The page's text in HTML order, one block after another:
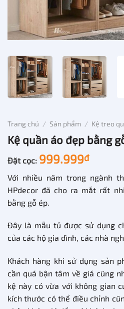
Trang chủ / Sản phẩm / Kệ treo
Kệ quần áo đẹp bằng
Đặt cọc: 999.999đ
Với nhiều năm trong ngành
HPdecor đã cho ra mắt rất
bằng gỗ ép.
Đây là mẫu tủ được sử dụng
của các hộ gia đình, các nhà
Khách hàng khi sử dụng sản
cần quá bận tâm về giá cũng
kệ này có vừa với không gian
kích thước có thể điều chỉnh